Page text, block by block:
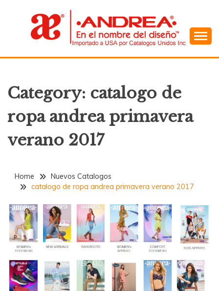
ANDREA
Category: catalogo de
ropa andrea primavera
verano 2017
Home
Nuevos Catalogos
catalogo de ropa andrea primavera verano 2017